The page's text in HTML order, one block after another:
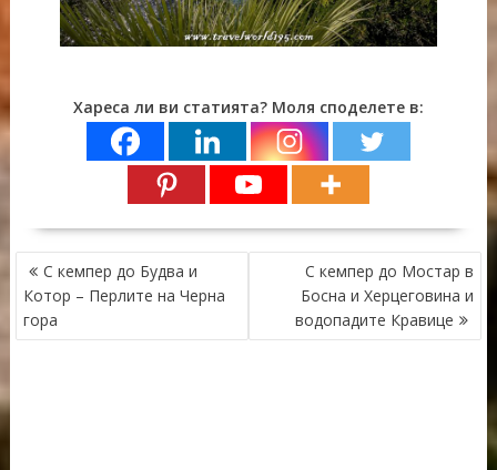
Хареса ли ви статията? Моля споделете в:
НАВИГАЦИЯ
С кемпер до Будва и
Котор – Перлите на Черна
гора
С кемпер до Мостар в
Босна и Херцеговина и
водопадите Кравице